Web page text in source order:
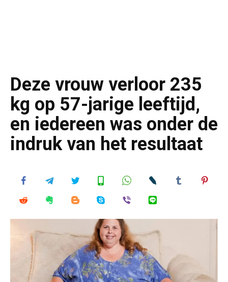
Deze vrouw verloor 235
kg op 57-jarige leeftijd,
en iedereen was onder de
indruk van het resultaat